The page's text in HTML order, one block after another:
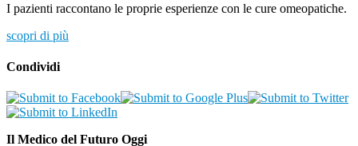
I pazienti raccontano le proprie esperienze con le cure omeopatiche.
scopri di più
Condividi
Il Medico del Futuro Oggi